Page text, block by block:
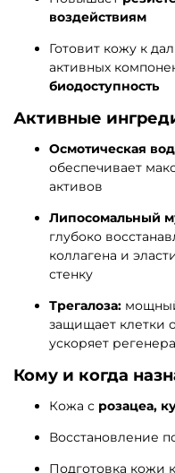
воздействиям
Готовит кожу к
активных
биодоступность
Активные
Осмотическая
обеспечивает
активов
Липосомальный
глубоко
коллагена и
стенку
Трегалоза:
защищает клетки
ускоряет
Кому и когда
Кожа с розацеа,
Восстановление
Подготовка кожи к